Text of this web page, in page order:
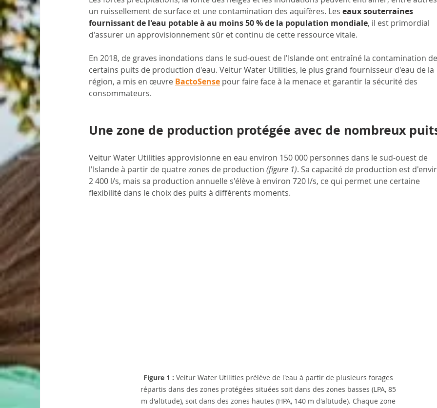
un ruissellement de surface et une contamination des aquifères. Les eaux souterraines
fournissant de l'eau potable à au moins 50 % de la population mondiale, il est primordial
d'assurer un approvisionnement sûr et continu de cette ressource vitale.
En 2018, de graves inondations dans le sud-ouest de l'Islande ont entraîné la contamination de
certains puits de production d'eau. Veitur Water Utilities, le plus grand fournisseur d'eau de la
région, a mis en œuvre BactoSense pour faire face à la menace et garantir la sécurité des
consommateurs.
Une zone de production protégée avec de nombreux
Veitur Water Utilities approvisionne en eau environ 150 000 personnes dans le sud-ouest de
l'Islande à partir de quatre zones de production (figure 1). Sa capacité de production est
2 400 l/s, mais sa production annuelle s'élève à environ 720 l/s, ce qui permet une certaine
flexibilité dans le choix des puits à différents moments.
Figure 1 : Veitur Water Utilities prélève de l'eau à partir de plusieurs forages
répartis dans des zones protégées situées soit dans des zones basses (LPA, 85
m d'altitude), soit dans des zones hautes (HPA, 140 m d'altitude). Chaque zone